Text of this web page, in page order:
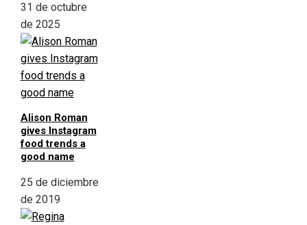
31 de octubre
de 2025
Alison Roman
gives Instagram
food trends a
good name
25 de diciembre
de 2019